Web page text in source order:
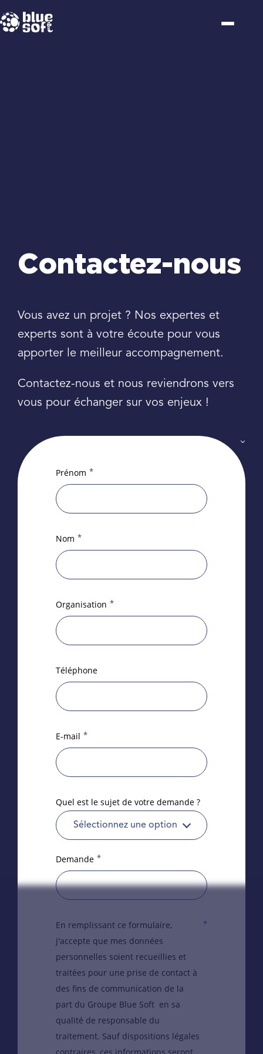
Passer
au
Contactez-nous
Vous avez un projet ? Nos expertes et
experts sont à votre écoute pour vous
apporter le meilleur accompagnement.
Contactez-nous et nous reviendrons vers
vous pour échanger sur vos enjeux !
Prénom *
Nom *
Organisation *
Téléphone
E-mail *
Quel est le sujet de votre demande ?
Sélectionnez une option
Demande *
En remplissant ce formulaire,
j'accepte que mes données
personnelles soient recueillies et
traitées pour une prise de contact à
des fins de communication de la
part du Groupe Blue Soft en sa
qualité de responsable du
traitement. Sauf dispositions légales
*